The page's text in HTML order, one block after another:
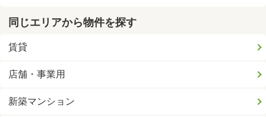
同じエリアから物件を探す
賃貸
店舗・事業用
新築マンション